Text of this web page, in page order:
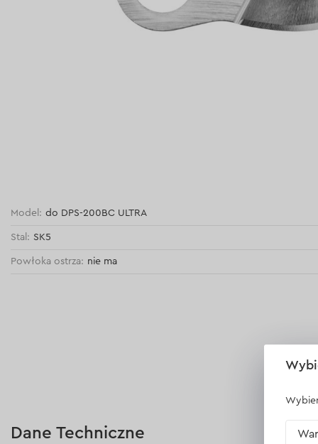
Model: do DPS-200BC ULTRA
Stal: SK5
Powłoka ostrza: nie ma
Dane Techniczne